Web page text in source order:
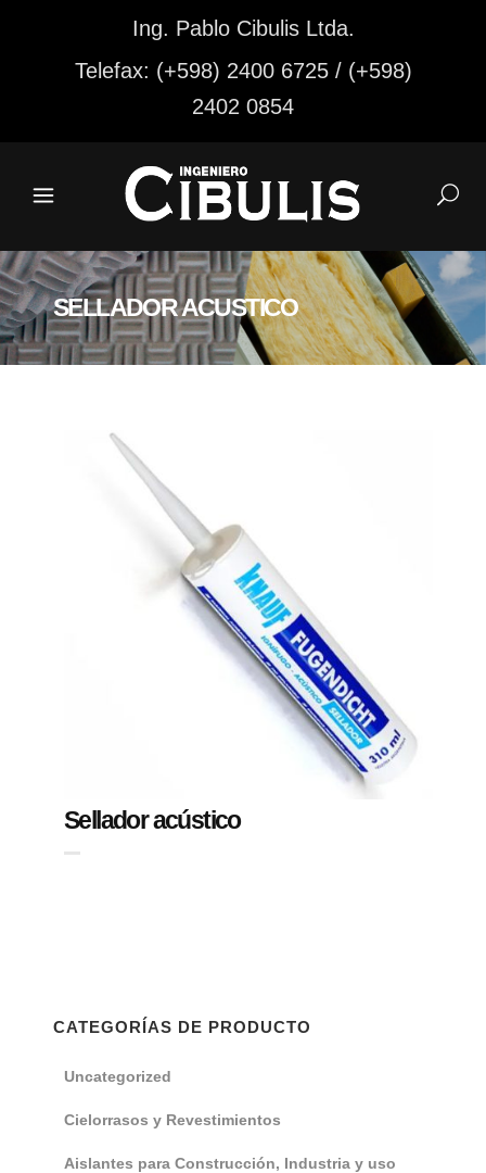
Ing. Pablo Cibulis Ltda.
Telefax: (+598) 2400 6725 / (+598)
2402 0854
SELLADOR ACUSTICO
Sellador acústico
CATEGORÍAS DE PRODUCTO
Uncategorized
Cielorrasos y Revestimientos
Aislantes para Construcción, Industria y uso